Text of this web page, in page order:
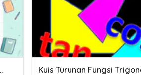
TRIGONOMETRI